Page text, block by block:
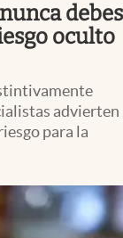
debes
oculto
advierten
para la